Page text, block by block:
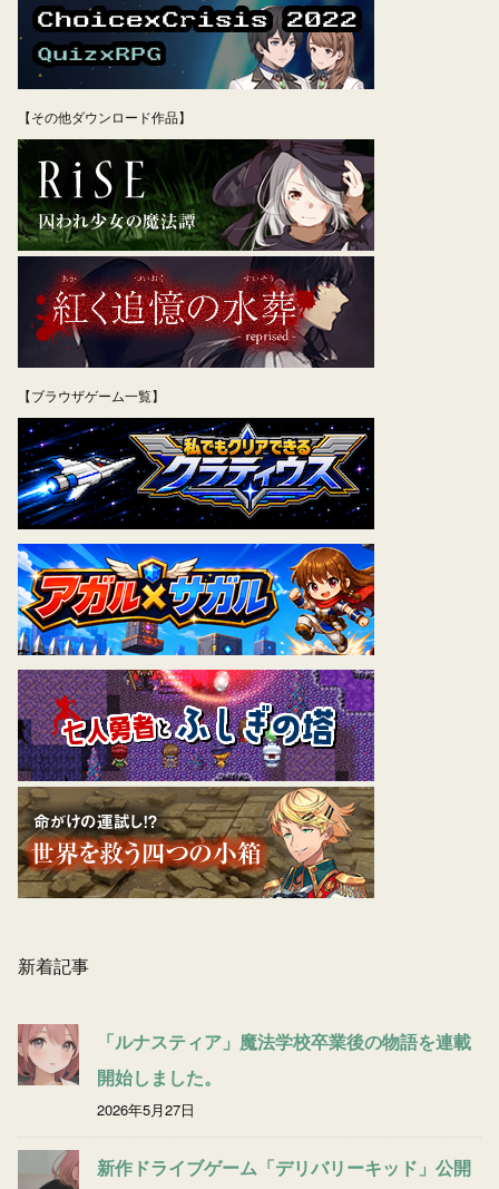
【その他ダウンロード作品】
【ブラウザゲーム一覧】
新着記事
「ルナスティア」魔法学校卒業後の物語を連載
開始しました。
2026年5月27日
新作ドライブゲーム「デリバリーキッド」公開